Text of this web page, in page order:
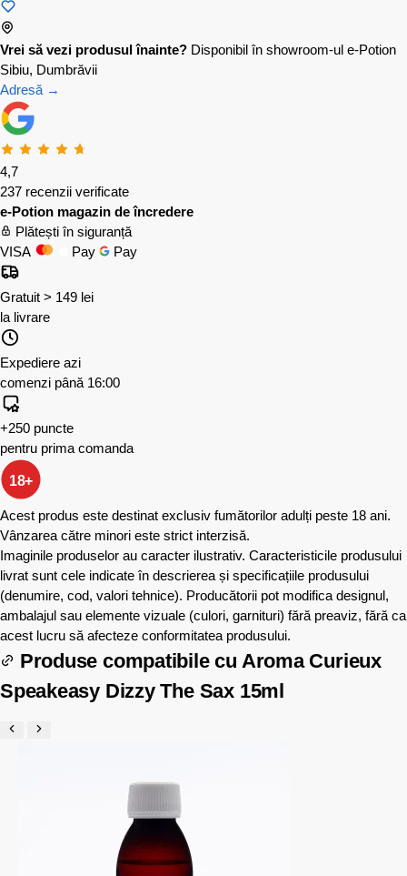
Vrei să vezi produsul înainte? Disponibil în showroom-ul e-Potion
Sibiu, Dumbrăvii
Adresă →
4,7
237 recenzii verificate
e-Potion magazin de încredere
Plătești în siguranță
VISA
Pay Pay
Gratuit > 149 lei
la livrare
Expediere azi
comenzi până 16:00
+250 puncte
pentru prima comanda
18+
Acest produs este destinat exclusiv fumătorilor adulți peste 18 ani.
Vânzarea către minori este strict interzisă.
Imaginile produselor au caracter ilustrativ. Caracteristicile produsului
livrat sunt cele indicate în descrierea și specificațiile produsului
(denumire, cod, valori tehnice). Producătorii pot modifica designul,
ambalajul sau elemente vizuale (culori, garnituri) fără preaviz, fără ca
acest lucru să afecteze conformitatea produsului.
Produse compatibile cu Aroma Curieux
Speakeasy Dizzy The Sax 15ml